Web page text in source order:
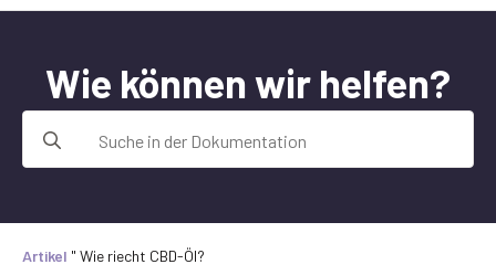
Wie können wir helfen?
nach:
Artikel " Wie riecht CBD-Öl?